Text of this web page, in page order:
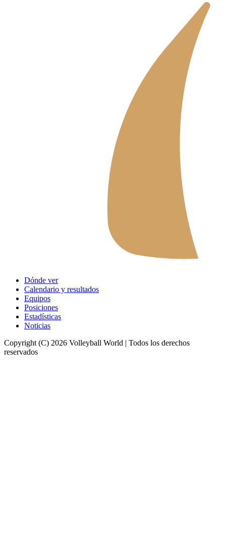
Dónde ver
Calendario y resultados
Equipos
Posiciones
Estadísticas
Noticias
Copyright (C) 2026 Volleyball World | Todos los derechos
reservados